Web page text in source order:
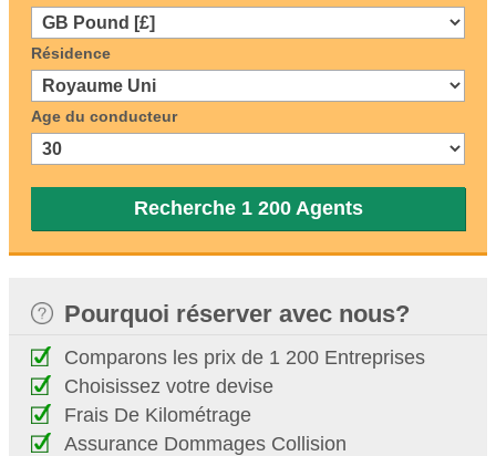
Résidence
Age du conducteur
Recherche 1 200 Agents
Pourquoi réserver avec nous?
Comparons les prix de 1 200 Entreprises
Choisissez votre devise
Frais De Kilométrage
Assurance Dommages Collision